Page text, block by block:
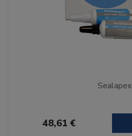
Sealapex
48,61 €